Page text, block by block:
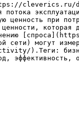
при
которая
сети) могут
).Теги:
эффективность,